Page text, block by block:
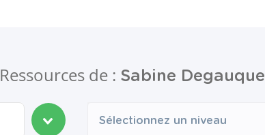
Ressources de : Sabine Degauque
Sélectionnez un niveau